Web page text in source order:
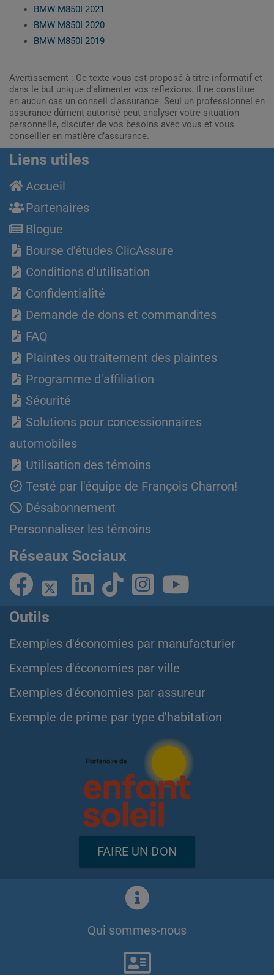
BMW M850I 2021
BMW M850I 2020
BMW M850I 2019
Avertissement : Ce texte vous est proposé à titre informatif et
dans le but unique d’alimenter vos réflexions. Il ne constitue
en aucun cas un conseil d'assurance. Seul un professionnel en
assurance dûment autorisé peut analyser votre situation
personnelle, discuter de vos besoins avec vous et vous
conseiller en matière d’assurance.
Liens utiles
Accueil
Partenaires
Blogue
Bourse d’études ClicAssure
Conditions d'utilisation
Confidentialité
Demande de dons et commandites
FAQ
Plaintes ou traitement des plaintes
Programme d'affiliation
Sécurité
Solutions pour concessionnaires
automobiles
Utilisation des témoins
Testé par l'équipe de François Charron!
Désabonnement
Personnaliser les témoins
Réseaux Sociaux
Outils
Exemples d'économies par manufacturier
Exemples d'économies par ville
Exemples d'économies par assureur
Exemple de prime par type d'habitation
FAIRE UN DON
Qui sommes-nous